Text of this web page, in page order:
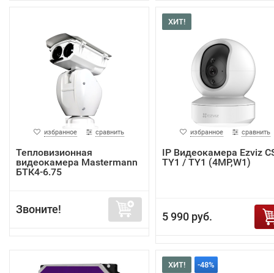
избранное сравнить
Тепловизионная
видеокамера Mastermann
БТК4-6.75
Звоните!
ХИТ!
избранное сравнить
IP Видеокамера Ezviz
TY1 / TY1 (4MP,W1)
5 990 руб.
ХИТ! -48%